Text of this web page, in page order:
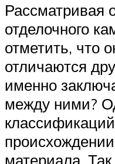
Рассматривая
отделочного
отметить, что
отличаются
именно
между ними?
материала.